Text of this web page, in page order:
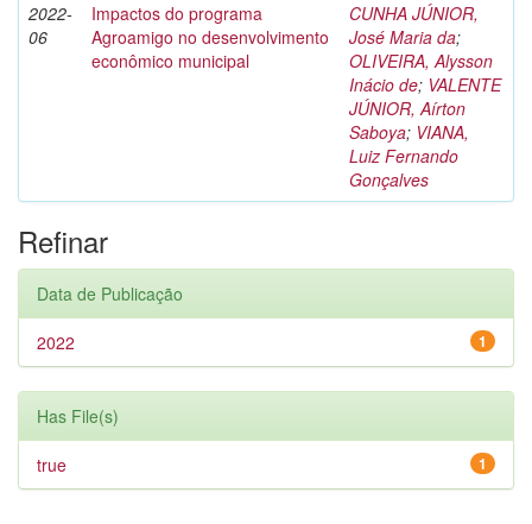
2022-
06
Impactos do programa
Agroamigo no desenvolvimento
econômico municipal
CUNHA JÚNIOR,
José Maria da;
OLIVEIRA, Alysson
Inácio de; VALENTE
JÚNIOR, Aírton
Saboya; VIANA,
Luiz Fernando
Gonçalves
Refinar
Data de Publicação
1
2022
Has File(s)
1
true